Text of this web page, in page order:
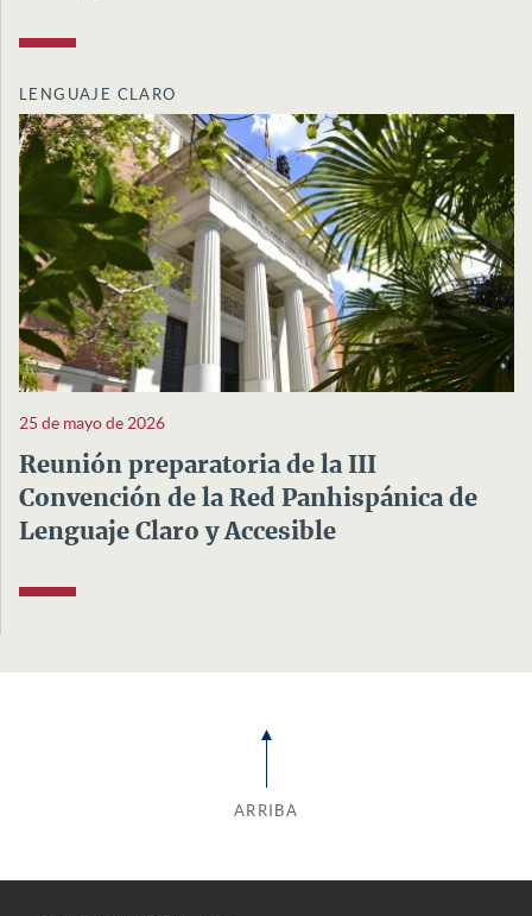
LENGUAJE CLARO
25 de mayo de 2026
Reunión preparatoria de la III
Convención de la Red Panhispánica de
Lenguaje Claro y Accesible
ARRIBA